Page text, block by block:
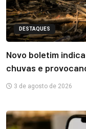
DESTAQUES
Novo boletim
chuvas e
3 de agosto de 2026